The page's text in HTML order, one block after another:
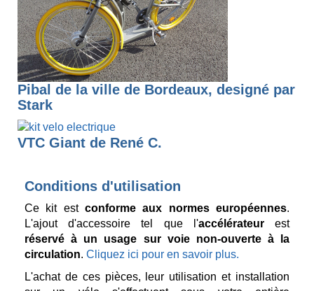
Pibal de la ville de Bordeaux, designé par
Stark
VTC Giant de René C.
Conditions d'utilisation
Ce kit est conforme aux normes européennes.
L'ajout d'accessoire tel que l'accélérateurest
réservé à un usage sur voie non-ouverte à la
circulation. Cliquez ici pour en savoir plus.
L'achat de ces pièces, leur utilisation et installation